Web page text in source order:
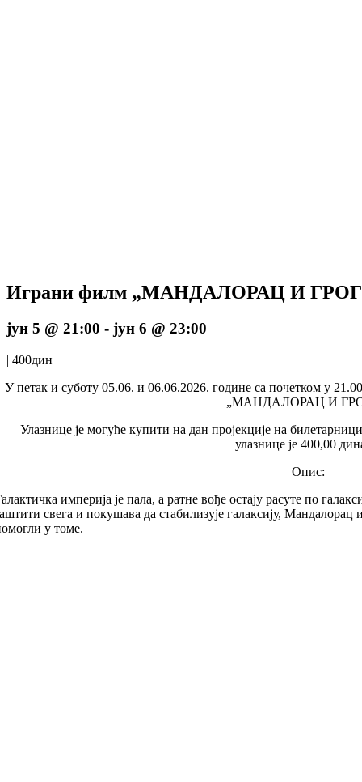
Играни филм „МАНДАЛОРАЦ И
јун 5 @ 21:00 - јун 6 @ 23:00
| 400дин
У петак и суботу 05.06. и 06.06.2026. године са почетком у
„МАНДАЛОРАЦ И
Улазнице је могуће купити на дан пројекције на
улазнице је 400,00
Опис:
империја је пала, а ратне вође остају расуте по
свега и покушава да стабилизује галаксију,
у томе.